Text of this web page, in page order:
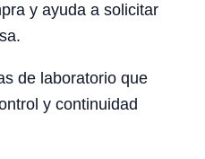
y ayuda a solicitar
de laboratorio que
y continuidad